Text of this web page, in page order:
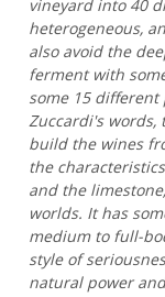
vineyard into 40
heterogeneous,
also avoid the
ferment with
some 15
Zuccardi's
build the wines
the
and the
worlds. It has
medium to full-
style of
natural power